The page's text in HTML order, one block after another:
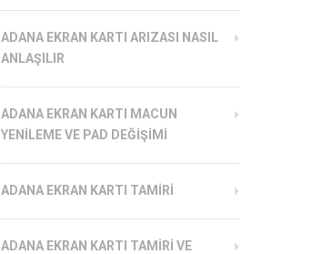
ADANA EKRAN KARTI ARIZASI NASIL
ANLAŞILIR
ADANA EKRAN KARTI MACUN
YENILEME VE PAD DEĞIŞIMI
ADANA EKRAN KARTI TAMIRI
ADANA EKRAN KARTI TAMIRI VE